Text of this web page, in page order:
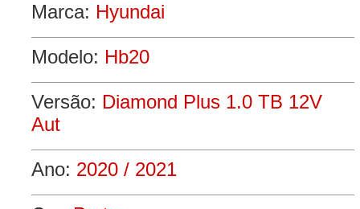
Marca: Hyundai
Modelo: Hb20
Versão: Diamond Plus 1.0 TB 12V
Aut
Ano: 2020 / 2021